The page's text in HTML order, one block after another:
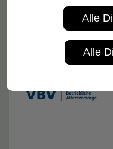
InformationAlle
Alle